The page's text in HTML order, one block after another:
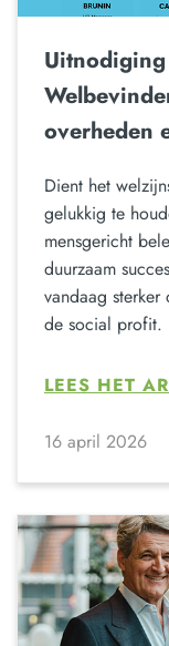
overheden
Dient het
gelukkig te
mensgericht
duurzaam
vandaag
de social profit.
LEES HET
16 april 2026